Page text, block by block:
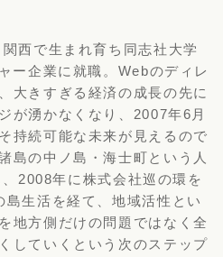
西で生まれ育ち同志社大学
ー企業に就職。Webのディレ
大きすぎる経済の成長の先に
が湧かなくなり、2007年6月
持続可能な未来が見えるので
島の中ノ島・海士町という人
2008年に株式会社巡の環を
生活を経て、地域活性とい
地方側だけの問題ではなく全
していくという次のステップ